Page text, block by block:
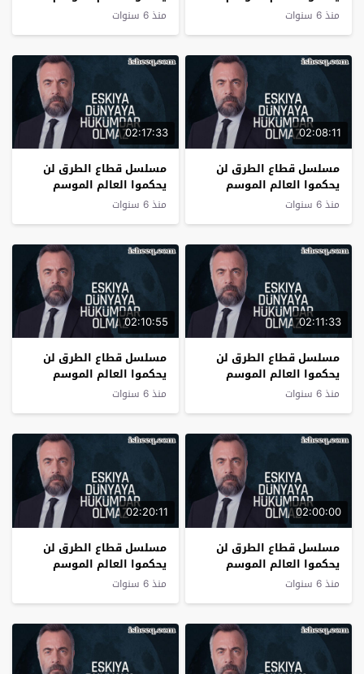
الرابع الحلقة 6
منذ 6 سنوات
الرابع الحلقة 5
منذ 6 سنوات
02:08:11
مسلسل قطاع الطرق لن
يحكموا العالم الموسم
الرابع الحلقة 4
منذ 6 سنوات
02:17:33
مسلسل قطاع الطرق لن
يحكموا العالم الموسم
الرابع الحلقة 3
منذ 6 سنوات
02:11:33
مسلسل قطاع الطرق لن
يحكموا العالم الموسم
الرابع الحلقة 2
منذ 6 سنوات
02:10:55
مسلسل قطاع الطرق لن
يحكموا العالم الموسم
الرابع الحلقة 1
منذ 6 سنوات
02:00:00
مسلسل قطاع الطرق لن
يحكموا العالم الموسم
منذ 6 سنوات
02:20:11
مسلسل قطاع الطرق لن
يحكموا العالم الموسم
الثالث الحلقة 35
منذ 6 سنوات